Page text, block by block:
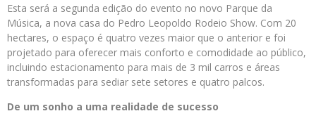
Esta será a segunda edição do evento no novo Parque da
Música, a nova casa do Pedro Leopoldo Rodeio Show. Com 20
hectares, o espaço é quatro vezes maior que o anterior e foi
projetado para oferecer mais conforto e comodidade ao público,
incluindo estacionamento para mais de 3 mil carros e áreas
transformadas para sediar sete setores e quatro palcos.
De um sonho a uma realidade de sucesso